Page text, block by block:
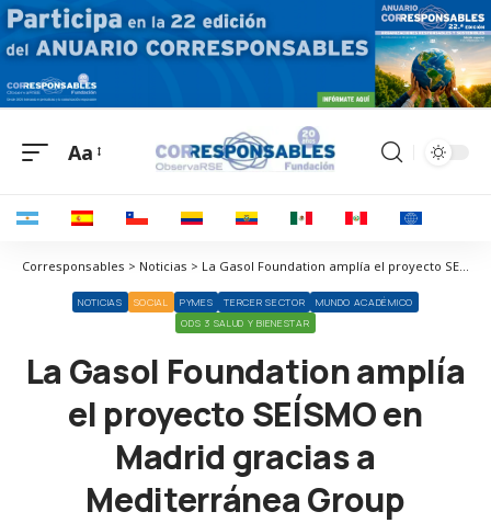
Aa
Corresponsables > Noticias > La Gasol Foundation amplía el proyecto SEÍSMO en Madrid gracias a Mediterránea Group
NOTICIAS SOCIAL PYMES TERCER SECTOR
MUNDO ACADÉMICO
ODS 3 SALUD Y BIENESTAR
La Gasol Foundation amplía
el proyecto SEÍSMO en
Madrid gracias a
Mediterránea Group